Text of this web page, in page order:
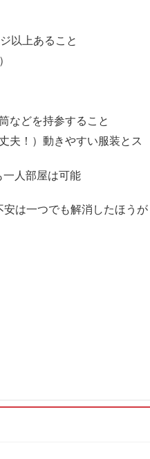
以上あること
などを持参すること
夫！）動きやすい服装とス
人部屋は可能
は一つでも解消したほうが